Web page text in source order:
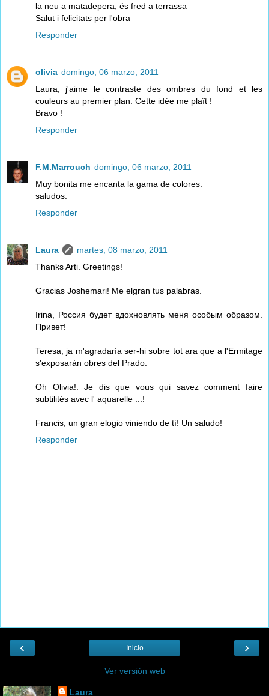
la neu a matadepera, és fred a terrassa
Salut i felicitats per l'obra
Responder
olivia domingo, 06 marzo, 2011
Laura, j'aime le contraste des ombres du fond et les
couleurs au premier plan. Cette idée me plaît !
Bravo !
Responder
F.M.Marrouch domingo, 06 marzo, 2011
Muy bonita me encanta la gama de colores.
saludos.
Responder
Laura
martes, 08 marzo, 2011
Thanks Arti. Greetings!
Gracias Joshemari! Me elgran tus palabras.
Irina, Россия будет вдохновлять меня особым образом.
Привет!
Teresa, ja m'agradaría ser-hi sobre tot ara que a l'Ermitage
s'exposaràn obres del Prado.
Oh Olivia!. Je dis que vous qui savez comment faire
subtilités avec l' aquarelle ...!
Francis, un gran elogio viniendo de tí! Un saludo!
Responder
‹ ›
Inicio
Ver versión web
Laura